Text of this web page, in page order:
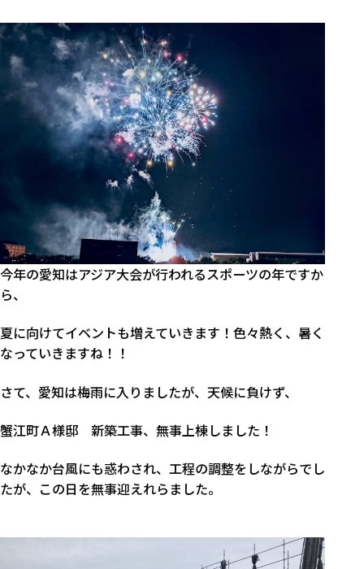
今年の愛知はアジア大会が行われるスポーツの年ですか
ら、
夏に向けてイベントも増えていきます！色々熱く、暑く
なっていきますね！！
さて、愛知は梅雨に入りましたが、天候に負けず、
蟹江町Ａ様邸 新築工事、無事上棟しました！
なかなか台風にも惑わされ、工程の調整をしながらでし
たが、この日を無事迎えれらました。